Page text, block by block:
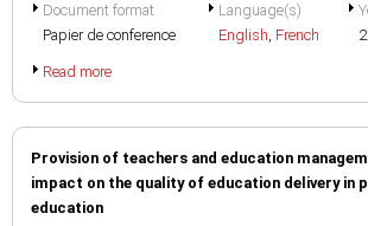
Document format
Papier de conference
Language(s)
English, French
Read more
Provision of teachers and education
impact on the quality of education delivery in
education